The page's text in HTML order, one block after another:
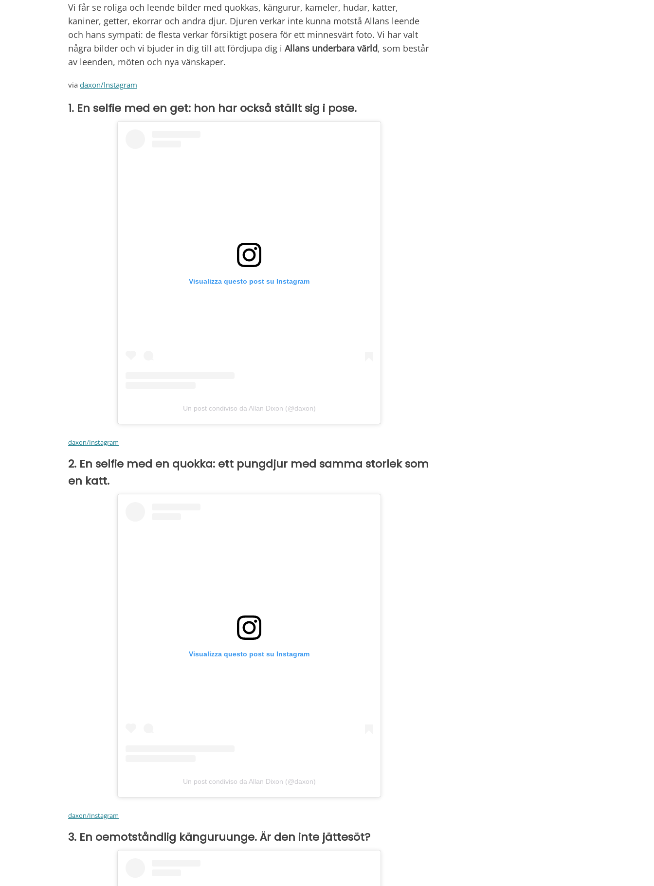
Vi får se roliga och leende bilder med quokkas, kängurur, kameler, hudar, katter,
kaniner, getter, ekorrar och andra djur. Djuren verkar inte kunna motstå Allans leende
och hans sympati: de flesta verkar försiktigt posera för ett minnesvärt foto. Vi har valt
några bilder och vi bjuder in dig till att fördjupa dig i Allans underbara värld, som består
av leenden, möten och nya vänskaper.
via daxon/Instagram
1. En selfie med en get: hon har också ställt sig i pose.
Visualizza questo post su Instagram
Un post condiviso da Allan Dixon (@daxon)
daxon/Instagram
2. En selfie med en quokka: ett pungdjur med samma storlek som
en katt.
Visualizza questo post su Instagram
Un post condiviso da Allan Dixon (@daxon)
daxon/Instagram
3. En oemotståndlig känguruunge. Är den inte jättesöt?